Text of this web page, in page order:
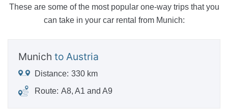
These are some of the most popular one-way trips that you
can take in your car rental from Munich:
Munich to Austria
Distance: 330 km
Route: A8, A1 and A9